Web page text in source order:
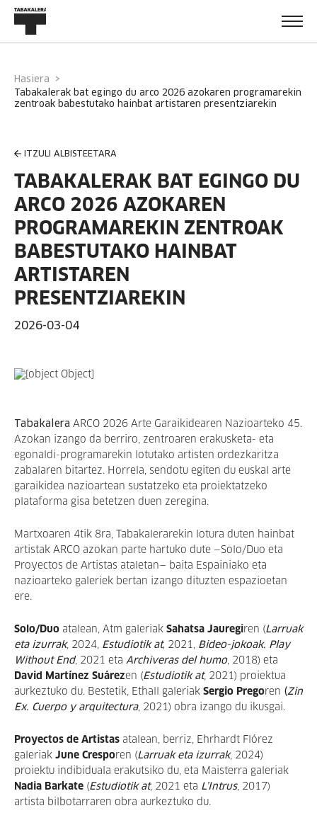
Hasiera
zentroak babestutako hainbat artistaren presentziarekin
ITZULI ALBISTEETARA
TABAKALERAK BAT EGINGO DU
ARCO 2026 AZOKAREN
PROGRAMAREKIN ZENTROAK
BABESTUTAKO HAINBAT
ARTISTAREN
PRESENTZIAREKIN
2026-03-04
Tabakalera ARCO 2026 Arte Garaikidearen Nazioarteko 45.
Azokan izango da berriro, zentroaren erakusketa- eta
egonaldi-programarekin lotutako artisten ordezkaritza
zabalaren bitartez. Horrela, sendotu egiten du euskal arte
garaikidea nazioartean sustatzeko eta proiektatzeko
plataforma gisa betetzen duen zeregina.
Martxoaren 4tik 8ra, Tabakalerarekin lotura duten hainbat
artistak ARCO azokan parte hartuko dute —Solo/Duo eta
Proyectos de Artistas ataletan— baita Espainiako eta
nazioarteko galeriek bertan izango dituzten espazioetan
ere.
Solo/Duo atalean, Atm galeriak Sahatsa Jauregi ren (Larruak
eta izurrak, 2024, Estudiotik at, 2021, Bideo-jokoak. Play
Without End, 2021 eta Archiveras del humo, 2018) eta
David Martínez Suárezen (Estudiotik at, 2021) proiektua
aurkeztuko du. Bestetik, Ethall galeriak Sergio Pregoren (Zin
Ex. Cuerpo y arquitectura, 2021) obra izango du ikusgai.
Proyectos de Artistas atalean, berriz, Ehrhardt Flórez
galeriak June Cresporen (Larruak eta izurrak, 2024)
proiektu indibiduala erakutsiko du, eta Maisterra galeriak
Nadia Barkate (Estudiotik at, 2021 eta L’Intrus, 2017)
artista bilbotarraren obra aurkeztuko du.